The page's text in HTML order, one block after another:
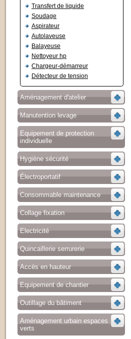
Transfert de liquide
Soudage
Aspirateur
Autolaveuse
Balayeuse
Nettoyeur hp
Chargeur-démarreur
Détecteur de tension
Aménagement d'atelier
Manutention levage
Equipement de protection
individuelle
Hygiène sécurité
Électroportatif
Consommable maintenance
Collage fixation
Electricité
Quincaillerie serrurerie
Accès en hauteur
Equipement de chantier
Outillage du bâtiment
Aménagement urbain espaces
verts